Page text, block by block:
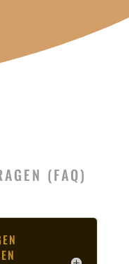
(FAQ)